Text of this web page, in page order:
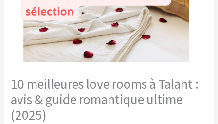
10 meilleures love rooms à Talant :
avis & guide romantique ultime
(2025)